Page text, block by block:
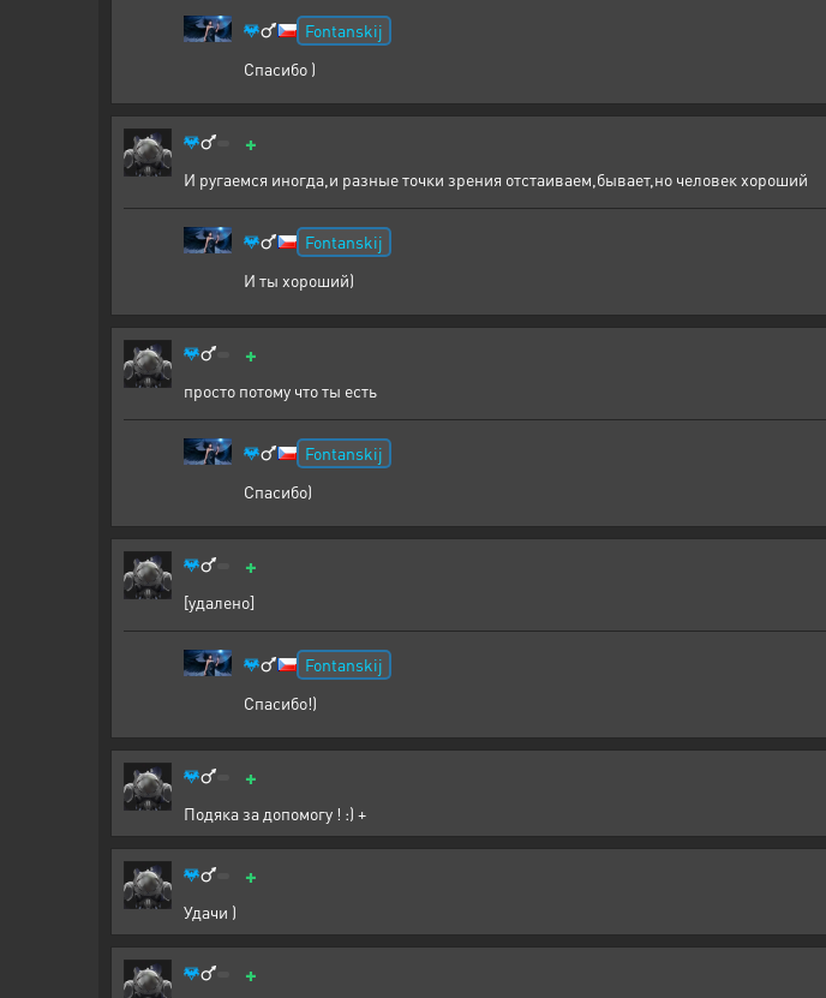
Fontanskij
Спасибо )
+
И ругаемся иногда,и разные точки зрения отстаиваем,бывает,но человек хороший
Fontanskij
И ты хороший)
+
просто потому что ты есть
Fontanskij
Спасибо)
+
[удалено]
Fontanskij
Спасибо!)
+
Подяка за допомогу ! :) +
+
Удачи )
+